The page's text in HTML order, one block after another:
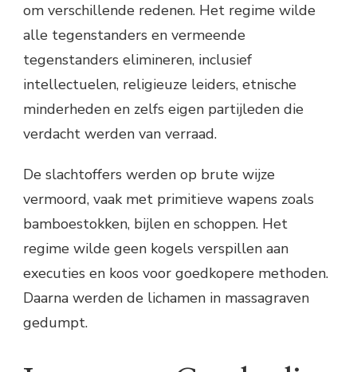
om verschillende redenen. Het regime wilde
alle tegenstanders en vermeende
tegenstanders elimineren, inclusief
intellectuelen, religieuze leiders, etnische
minderheden en zelfs eigen partijleden die
verdacht werden van verraad.
De slachtoffers werden op brute wijze
vermoord, vaak met primitieve wapens zoals
bamboestokken, bijlen en schoppen. Het
regime wilde geen kogels verspillen aan
executies en koos voor goedkopere methoden.
Daarna werden de lichamen in massagraven
gedumpt.